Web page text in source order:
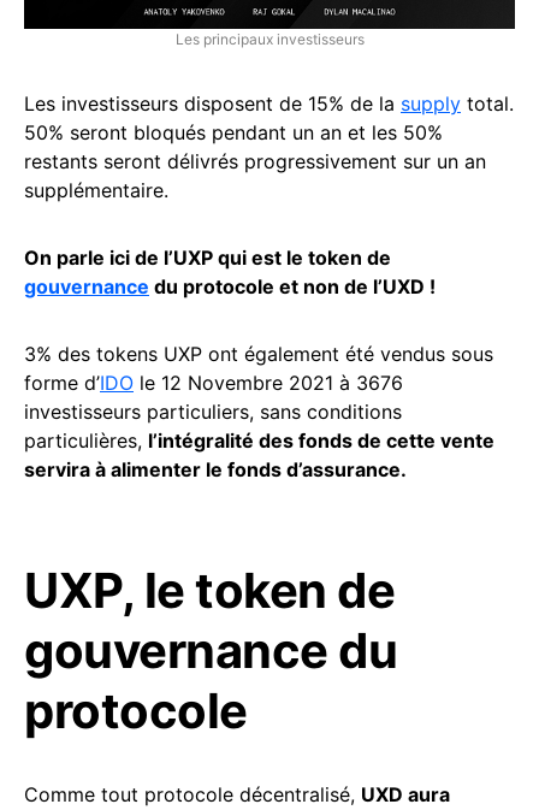
Les principaux investisseurs
Les investisseurs disposent de 15% de la supply total.
50% seront bloqués pendant un an et les 50%
restants seront délivrés progressivement sur un an
supplémentaire.
On parle ici de l’UXP qui est le token de
gouvernance du protocole et non de l’UXD !
3% des tokens UXP ont également été vendus sous
forme d’IDO le 12 Novembre 2021 à 3676
investisseurs particuliers, sans conditions
particulières, l’intégralité des fonds de cette vente
servira à alimenter le fonds d’assurance.
UXP, le token de
gouvernance du
protocole
Comme tout protocole décentralisé, UXD aura